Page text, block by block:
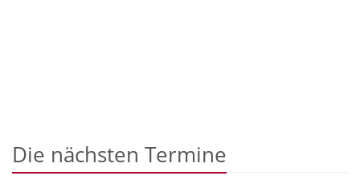
Die nächsten Termine